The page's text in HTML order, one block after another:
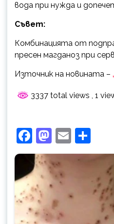
вода при нужда и
Съвет:
Комбинацията от
пресен магданоз при
Източник на новината –
3337 total views , 1
Facebook
Mastodon
Email